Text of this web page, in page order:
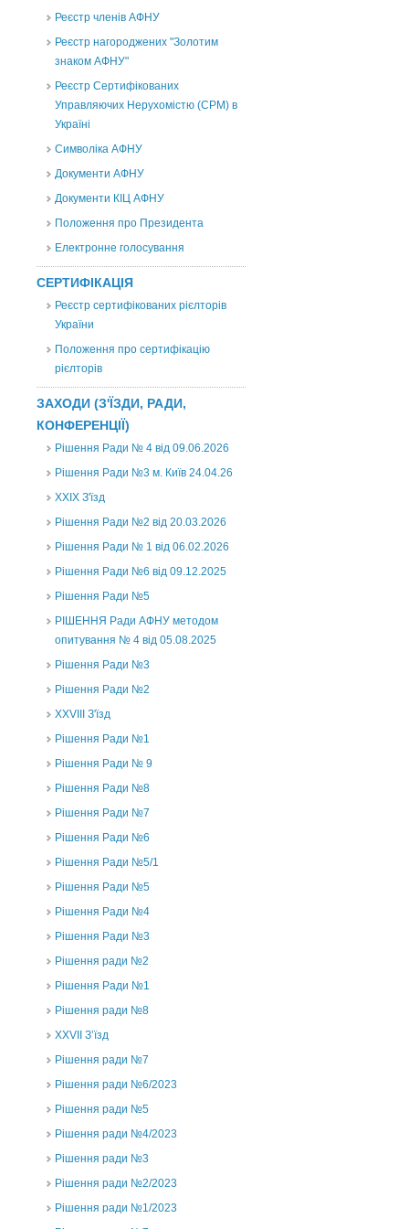
Реєстр членів АФНУ
Реєстр нагороджених "Золотим
знаком АФНУ"
Реєстр Сертифікованих
Управляючих Нерухомістю (CPM) в
Україні
Символіка АФНУ
Документи АФНУ
Документи КІЦ АФНУ
Положення про Президента
Електронне голосування
СЕРТИФІКАЦІЯ
Реєстр сертифікованих рієлторів
України
Положення про сертифікацію
рієлторів
ЗАХОДИ (З'ЇЗДИ, РАДИ,
КОНФЕРЕНЦІЇ)
Рішення Ради № 4 від 09.06.2026
Рішення Ради №3 м. Київ 24.04.26
XXІХ З'їзд
Рішення Ради №2 від 20.03.2026
Рішення Ради № 1 від 06.02.2026
Рішення Ради №6 від 09.12.2025
Рішення Ради №5
РІШЕННЯ Ради АФНУ методом
опитування № 4 від 05.08.2025
Рішення Ради №3
Рішення Ради №2
XXVIII З'їзд
Рішення Ради №1
Рішення Ради № 9
Рішення Ради №8
Рішення Ради №7
Рішення Ради №6
Рішення Ради №5/1
Рішення Ради №5
Рішення Ради №4
Рішення Ради №3
Рішення ради №2
Рішення Ради №1
Рішення ради №8
ХХVII З’їзд
Рішення ради №7
Рішення ради №6/2023
Рішення ради №5
Рішення ради №4/2023
Рішення ради №3
Рішення ради №2/2023
Рішення ради №1/2023